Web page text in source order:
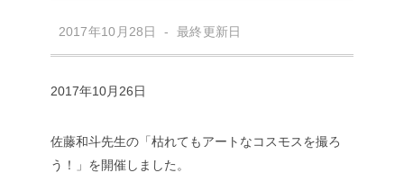
2017年10月28日 - 最終更新日
2017年10月26日
佐藤和斗先生の「枯れてもアートなコスモスを撮ろ
う！」を開催しました。